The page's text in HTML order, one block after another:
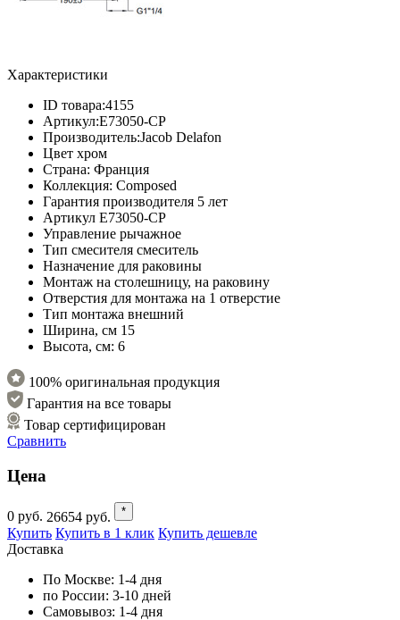
Характеристики
ID товара:4155
Артикул:E73050-CP
Производитель:Jacob Delafon
Цвет хром
Страна: Франция
Коллекция: Composed
Гарантия производителя 5 лет
Артикул E73050-CP
Управление рычажное
Тип смесителя смеситель
Назначение для раковины
Монтаж на столешницу, на раковину
Отверстия для монтажа на 1 отверстие
Тип монтажа внешний
Ширина, см 15
Высота, см: 6
100% оригинальная продукция
Гарантия на все товары
Товар сертифицирован
Сравнить
Цена
0 руб. 26654 руб. *
Купить Купить в 1 клик Купить дешевле
Доставка
По Москве: 1-4 дня
по России: 3-10 дней
Самовывоз: 1-4 дня